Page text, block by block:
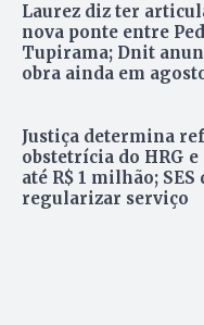
Laurez diz ter
nova ponte entre
Tupirama; Dnit
obra ainda em
Justiça determina
obstetrícia do HRG
até R$ 1 milhão;
regularizar serviço